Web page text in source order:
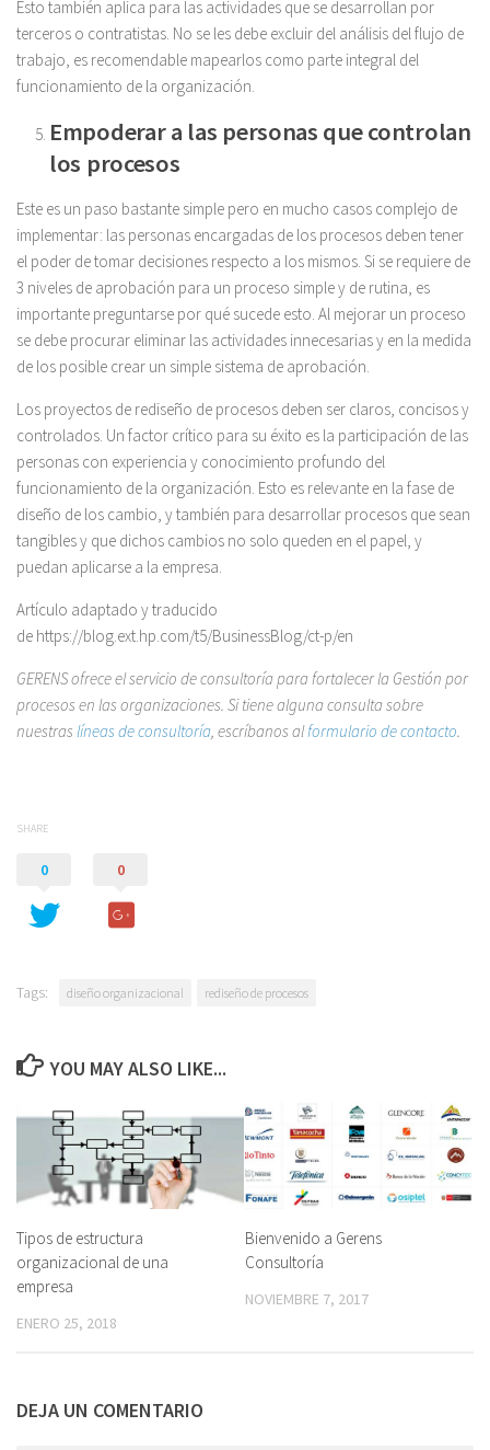
Esto también aplica para las actividades que se desarrollan por
terceros o contratistas. No se les debe excluir del análisis del flujo de
trabajo, es recomendable mapearlos como parte integral del
funcionamiento de la organización.
Empoderar a las personas que controlan
los procesos
Este es un paso bastante simple pero en mucho casos complejo de
implementar: las personas encargadas de los procesos deben tener
el poder de tomar decisiones respecto a los mismos. Si se requiere de
3 niveles de aprobación para un proceso simple y de rutina, es
importante preguntarse por qué sucede esto. Al mejorar un proceso
se debe procurar eliminar las actividades innecesarias y en la medida
de los posible crear un simple sistema de aprobación.
Los proyectos de rediseño de procesos deben ser claros, concisos y
controlados. Un factor crítico para su éxito es la participación de las
personas con experiencia y conocimiento profundo del
funcionamiento de la organización. Esto es relevante en la fase de
diseño de los cambio, y también para desarrollar procesos que sean
tangibles y que dichos cambios no solo queden en el papel, y
puedan aplicarse a la empresa.
Artículo adaptado y traducido
de https://blog.ext.hp.com/t5/BusinessBlog/ct-p/en
GERENSofrece el servicio de consultoría para fortalecer la Gestión por
procesos en las organizaciones. Si tiene alguna consulta sobre
nuestras líneas de consultoría, escríbanos alformulario de contacto.
SHARE
0 0
Tags: diseño organizacional rediseño de procesos
YOU MAY ALSO LIKE...
Tipos de estructura
organizacional de una
empresa
ENERO 25, 2018
Bienvenido a Gerens
Consultoría
NOVIEMBRE 7, 2017
DEJA UN COMENTARIO